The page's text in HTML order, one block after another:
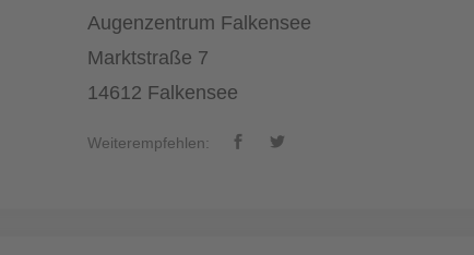
Augenzentrum Falkensee
Marktstraße 7
14612 Falkensee
Weiterempfehlen: